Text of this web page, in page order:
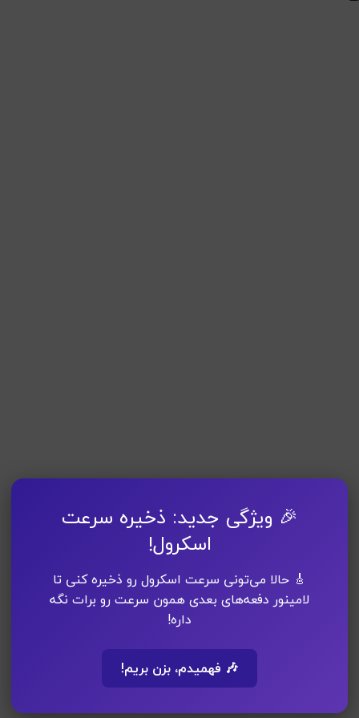
🎉 ویژگی جدید: ذخیره سرعت
اسکرول!
🎸 حالا می‌تونی سرعت اسکرول رو ذخیره کنی تا
لامینور دفعه‌های بعدی همون سرعت رو برات نگه
داره!
🎶 فهمیدم، بزن بریم!